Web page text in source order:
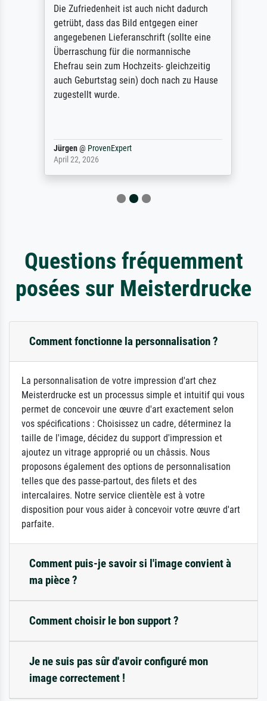
Die Zufriedenheit ist auch nicht dadurch
getrübt, dass das Bild entgegen einer
angegebenen Lieferanschrift (sollte eine
Überraschung für die normannische
Ehefrau sein zum Hochzeits- gleichzeitig
auch Geburtstag sein) doch nach zu Hause
zugestellt wurde.
Jürgen@ProvenExpert
April 22, 2026
Questions fréquemment
posées sur Meisterdrucke
Comment fonctionne la personnalisation ?
La personnalisation de votre impression d'art chez
Meisterdrucke est un processus simple et intuitif qui vous
permet de concevoir une œuvre d'art exactement selon
vos spécifications : Choisissez un cadre, déterminez la
taille de l'image, décidez du support d'impression et
ajoutez un vitrage approprié ou un châssis. Nous
proposons également des options de personnalisation
telles que des passe-partout, des filets et des
intercalaires. Notre service clientèle est à votre
disposition pour vous aider à concevoir votre œuvre d'art
parfaite.
Comment puis-je savoir si l'image convient à
ma pièce ?
Comment choisir le bon support ?
Je ne suis pas sûr d'avoir configuré mon
image correctement !